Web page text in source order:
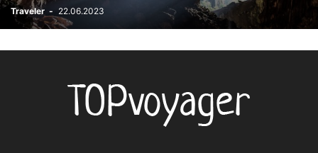
Traveler - 22.06.2023